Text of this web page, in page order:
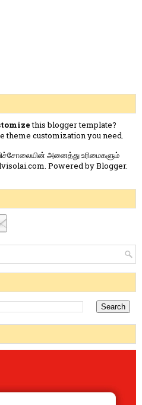
this blogger template?
theme customization you need.
அனைத்து உரிமைகளும்
Powered byBlogger.